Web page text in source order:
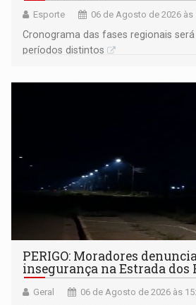
Esporte 06 de Agosto de 2026 às
Cronograma das fases regionais
períodos distintos
PERIGO: Moradores
insegurança na Estrada dos
Geral 06 de Agosto de 2026 às